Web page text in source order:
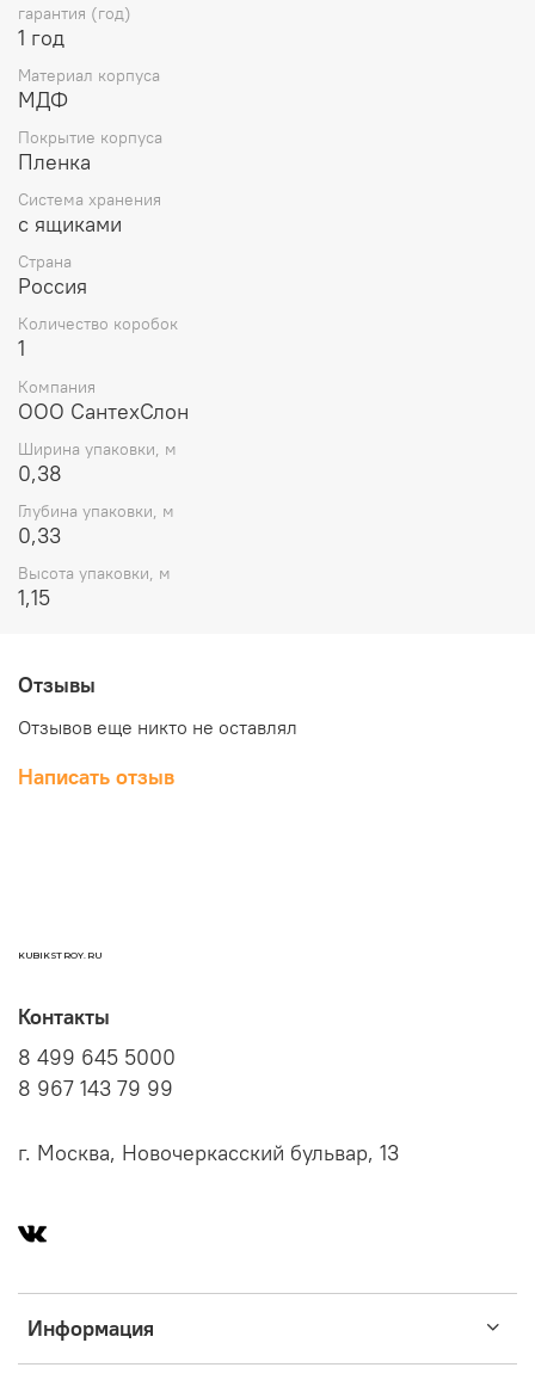
гарантия (год)
1 год
Материал корпуса
МДФ
Покрытие корпуса
Пленка
Система хранения
с ящиками
Страна
Россия
Количество коробок
1
Компания
ООО СантехСлон
Ширина упаковки, м
0,38
Глубина упаковки, м
0,33
Высота упаковки, м
1,15
Отзывы
Отзывов еще никто не оставлял
Написать отзыв
KUBIKSTROY.RU
Информация
Контакты
8 499 645 5000
8 967 143 79 99
г. Москва, Новочеркасский бульвар, 13